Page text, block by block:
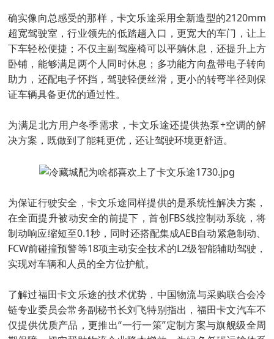
确实像向总感受的那样，卡文乐途采用全新造型的2120mm
超宽驾驶室，行业领先的低踏趟入口，更宽大的车门，让上
下车轻松便捷；不仅主副驾座椅可以平躺休息，还提升上方
卧铺，能够满足两个人同时休息；多功能方向盘带电子转向
助力，还配电子怀挡，驾驶轻便丝滑，更小的转弯半径则保
证车辆具备更优的通过性。
为满足北方用户冬季需求，卡文乐途还提供热泵+空调的解
决方案，既做到了能耗更优，还让驾驶环境更舒适。
为保证行驶安全，卡文乐途同样提供的是系统性解决方案，
在全面提升被动安全的前提下，首创FBS线控制动系统，将
制动响应缩短至0.1秒，同时还搭配集成AEB自动紧急制动、
FCW前碰撞预警等18项主动安全技术的L2级智能辅助驾驶，
实现对车辆和人员的全方位护航。
了解过福田卡文乐途的技术优势，中国物流与采购联合会冷
链专业委员会常务副秘书长刘飞特别指出，福田卡文汽车不
仅提供优质产品，更推出“一行一策”定制方案与旗舰级全周